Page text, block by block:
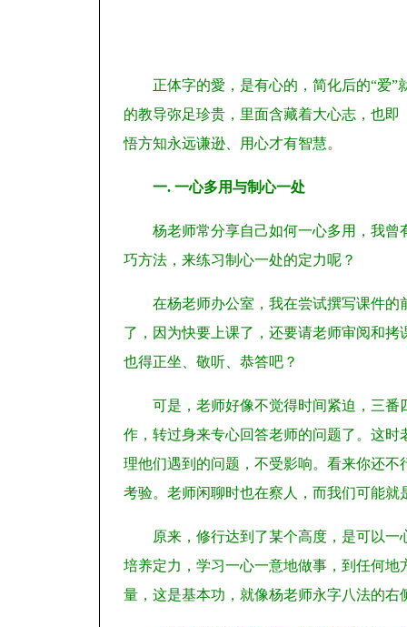
正体字的愛，是有心的，简化后的“爱
的教导弥足珍贵，里面含藏着大心志，也
悟方知永远谦逊、用心才有智慧。
一. 一心多用与制心一处
杨老师常分享自己如何一心多用，我
巧方法，来练习制心一处的定力呢？
在杨老师办公室，我在尝试撰写课件
了，因为快要上课了，还要请老师审阅和
也得正坐、敬听、恭答吧？
可是，老师好像不觉得时间紧迫，三
作，转过身来专心回答老师的问题了。这
理他们遇到的问题，不受影响。看来你还
考验。老师闲聊时也在察人，而我们可能就
原来，修行达到了某个高度，是可以
培养定力，学习一心一意地做事，到任何
量，这是基本功，就像杨老师永字八法的右